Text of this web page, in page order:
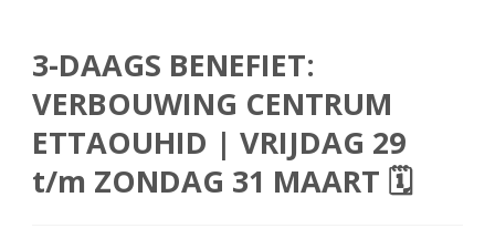
3-DAAGS BENEFIET:
VERBOUWING CENTRUM
ETTAOUHID | VRIJDAG 29
t/m ZONDAG 31 MAART 🗓